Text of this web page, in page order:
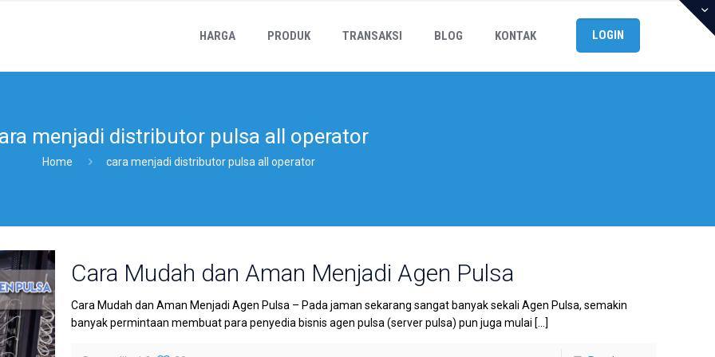
HARGA PRODUK TRANSAKSI BLOG KONTAK LOGIN
menjadi distributor pulsa all operator
Home cara menjadi distributor pulsa all operator
Cara Mudah dan Aman Menjadi Agen Pulsa
Cara Mudah dan Aman Menjadi Agen Pulsa – Pada jaman sekarang sangat banyak sekali Agen Pulsa, semakin
banyak permintaan membuat para penyedia bisnis agen pulsa (server pulsa) pun juga mulai […]